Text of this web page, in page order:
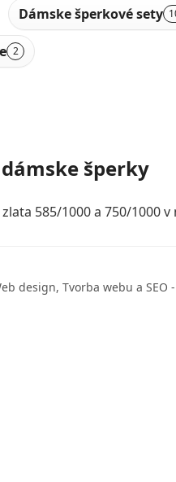
Dámske šperkové sety
2
šperky
585/1000 a 750/1000
design, Tvorba webu a SEO -